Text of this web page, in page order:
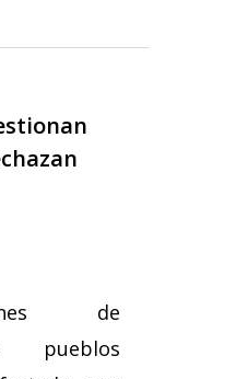
de
pueblos